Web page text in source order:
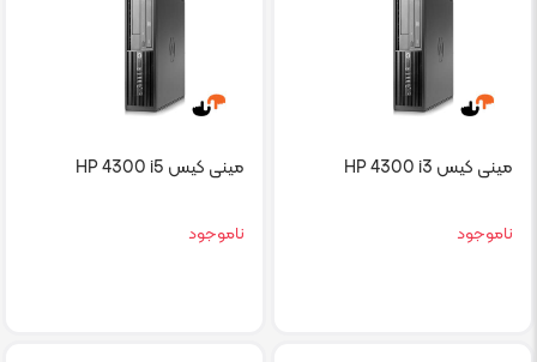
مینی کیس HP 4300 i3
ناموجود
مینی کیس HP 4300 i5
ناموجود